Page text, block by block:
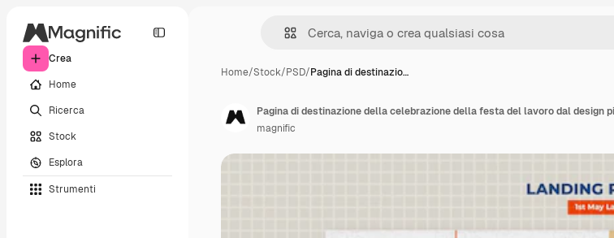
Crea
Home
Ricerca
Stock
Esplora
Strumenti
Home/Stock/PSD/Pagina di destinazio…
magnific